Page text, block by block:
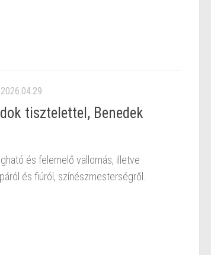
2026.04.29.
tisztelettel, Benedek
és felemelő vallomás, illetve
és fiúról, színészmesterségről.